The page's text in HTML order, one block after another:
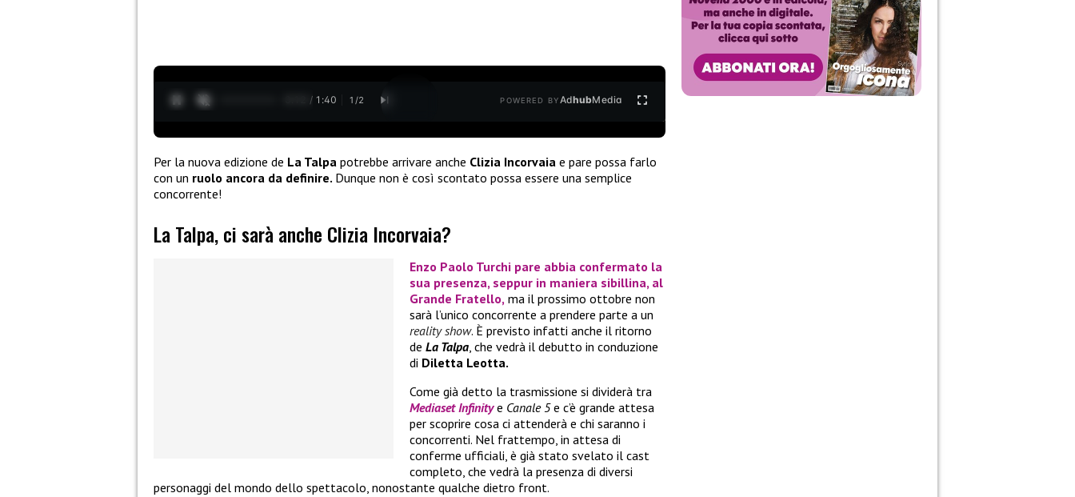
0:13 / 1:40 1 /2 POWERED BYAdhubMedia
Per la nuova edizione de La Talpa potrebbe arrivare anche Clizia Incorvaia e pare possa farlo
con un ruolo ancora da definire. Dunque non è così scontato possa essere una semplice
concorrente!
La Talpa, ci sarà anche Clizia Incorvaia?
Enzo Paolo Turchi pare abbia confermato la
sua presenza, seppur in maniera sibillina, al
Grande Fratello, ma il prossimo ottobre non
sarà l’unico concorrente a prendere parte a un
reality show. È previsto infatti anche il ritorno
de La Talpa, che vedrà il debutto in conduzione
di Diletta Leotta.
Come già detto la trasmissione si dividerà tra
Mediaset Infinity e Canale 5e c’è grande attesa
per scoprire cosa ci attenderà e chi saranno i
concorrenti. Nel frattempo, in attesa di
conferme ufficiali, è già stato svelato il cast
completo, che vedrà la presenza di diversi
personaggi del mondo dello spettacolo, nonostante qualche dietro front.